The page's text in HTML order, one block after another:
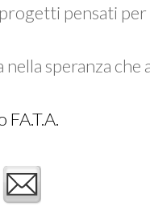
pensati
speranza
FA.T.A.